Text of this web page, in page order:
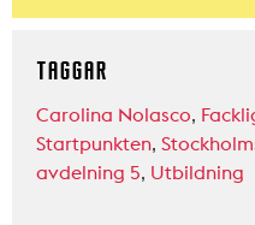
TAGGAR
Carolina Nolasco,
Startpunkten,
avdelning 5, Utbildning